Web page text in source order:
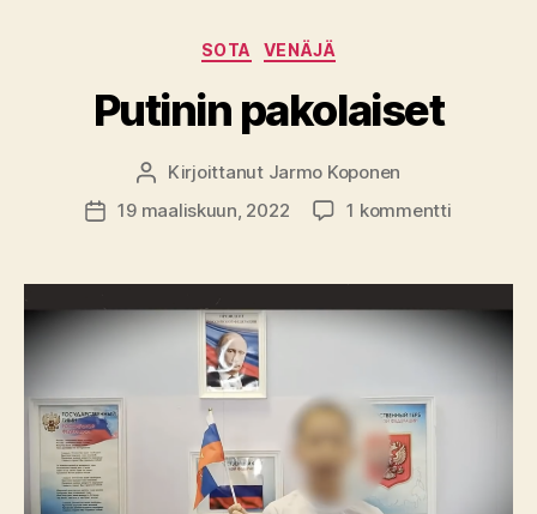
Kategoriat
SOTA VENÄJÄ
Putinin pakolaiset
Kirjoittaja
Kirjoittanut Jarmo Koponen
Julkaisupäivämäärä
19 maaliskuun, 2022 1 kommenttiartikkeliin